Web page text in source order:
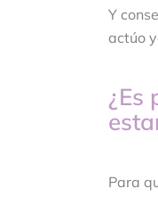
Y
actúo
¿Es
Para